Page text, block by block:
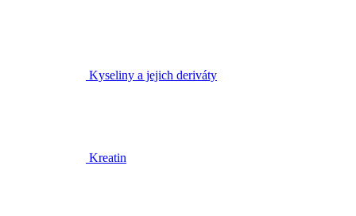
Kyseliny a jejich deriváty
Kreatin